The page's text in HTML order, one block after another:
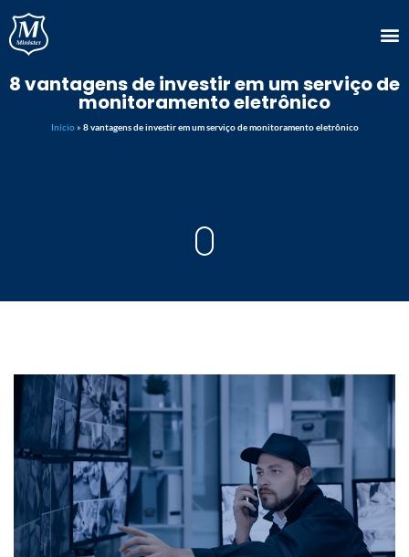
8 vantagens de investir em um serviço de
monitoramento eletrônico
Início » 8 vantagens de investir em um serviço de monitoramento eletrônico